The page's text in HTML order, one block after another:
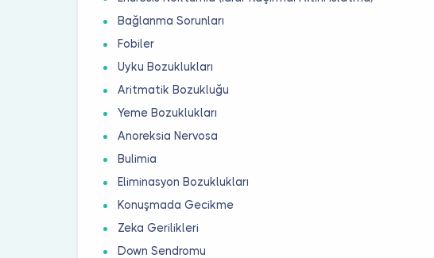
Bağlanma Sorunları
Fobiler
Uyku Bozuklukları
Aritmatik Bozukluğu
Yeme Bozuklukları
Anoreksia Nervosa
Bulimia
Eliminasyon Bozuklukları
Konuşmada Gecikme
Zeka Gerilikleri
Down Sendromu